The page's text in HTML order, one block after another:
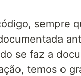
sempre
se faz a
temos o